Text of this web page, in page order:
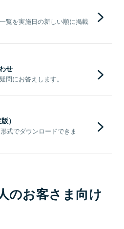
覧を実施日の新しい順に掲載
せ
問にお答えします。
）
式でダウンロードできま
のお客さま向け